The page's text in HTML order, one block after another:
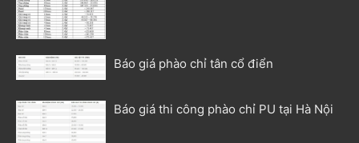
Báo giá phào chỉ tân cổ điển
Báo giá thi công phào chỉ PU tại Hà Nội